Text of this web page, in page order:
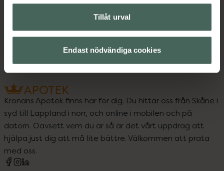
Tillåt urval
Endast nödvändiga cookies
Sömn, stress och oro
Sömntillbehör
Kronans Apotek finns här för dig. Du hittar oss från Skåne i
syd till Lappland i norr, och online i mobilen och på
datorn. Oavsett vem du är så är det vårt uppdrag att
hjälpa just dig att må lite bättre. Välkommen att prata
med oss.